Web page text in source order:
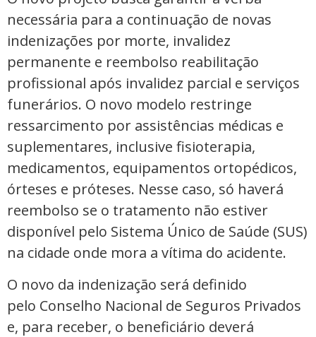
necessária para a continuação de novas
indenizações por morte, invalidez
permanente e reembolso reabilitação
profissional após invalidez parcial e serviços
funerários. O novo modelo restringe
ressarcimento por assistências médicas e
suplementares, inclusive fisioterapia,
medicamentos, equipamentos ortopédicos,
órteses e próteses. Nesse caso, só haverá
reembolso se o tratamento não estiver
disponível pelo Sistema Único de Saúde (SUS)
na cidade onde mora a vítima do acidente.
O novo da indenização será definido
pelo Conselho Nacional de Seguros Privados
e, para receber, o beneficiário deverá